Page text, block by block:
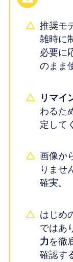
推奨モ
雑時に
必要に
のまま
リマイ
わるた
定して
画像か
りませ
確実。
はじめ
ではあ
力 を徹
確認す